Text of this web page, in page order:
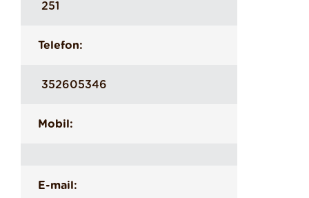
251
Telefon:
352605346
Mobil:
E-mail: